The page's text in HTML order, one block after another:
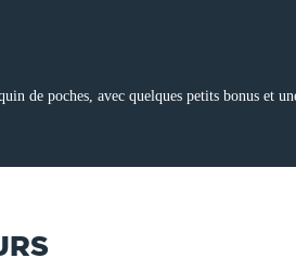
de poches, avec quelques petits bonus et